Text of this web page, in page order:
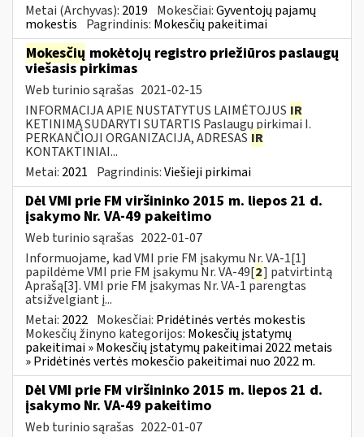
Metai (Archyvas): 2019 Mokesčiai:Gyventojų pajamų
mokestis Pagrindinis: Mokesčių pakeitimai
Mokesčių mokėtojų registro priežiūros paslaugų
viešasis pirkimas
Web turinio sąrašas 2021-02-15
INFORMACIJA APIE NUSTATYTUS LAIMĖTOJUS IR
KETINIMĄ SUDARYTI SUTARTIS Paslaugų pirkimai I.
PERKANČIOJI ORGANIZACIJA, ADRESAS IR
KONTAKTINIAI...
Metai: 2021 Pagrindinis:Viešieji pirkimai
Dėl VMI prie FM viršininko 2015 m. liepos 21 d.
įsakymo Nr. VA-49 pakeitimo
Web turinio sąrašas 2022-01-07
Informuojame, kad VMI prie FM įsakymu Nr. VA-1[1]
papildėme VMI prie FM įsakymu Nr. VA-49[2] patvirtintą
Aprašą[3]. VMI prie FM įsakymas Nr. VA-1 parengtas
atsižvelgiant į...
Metai: 2022 Mokesčiai: Pridėtinės vertės mokestis
Mokesčių žinyno kategorijos: Mokesčių įstatymų
pakeitimai » Mokesčių įstatymų pakeitimai 2022 metais
» Pridėtinės vertės mokesčio pakeitimai nuo 2022 m.
Dėl VMI prie FM viršininko 2015 m. liepos 21 d.
įsakymo Nr. VA-49 pakeitimo
Web turinio sąrašas 2022-01-07